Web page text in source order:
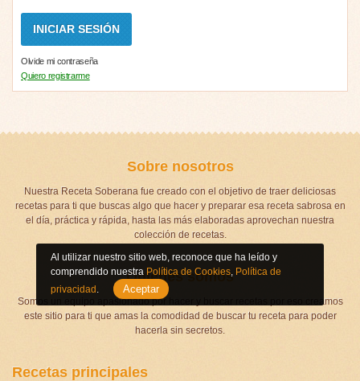
Olvide mi contraseña
Quiero registrarme
Sobre nosotros
Nuestra Receta Soberana fue creado con el objetivo de traer deliciosas
recetas para ti que buscas algo que hacer y preparar esa receta sabrosa en
el día, práctica y rápida, hasta las más elaboradas aprovechan nuestra
colección de recetas.
Quienes somos
Somos un equipo apasionado por hacer y buscar recetas por eso creamos
este sitio para ti que amas la comodidad de buscar tu receta para poder
hacerla sin secretos.
Recetas principales
Al utilizar nuestro sitio web, reconoce que ha leído y
comprendido nuestra Política de Cookies, Política de
privacidad . Aceptar